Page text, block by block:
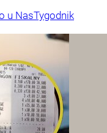
u NasTygodnik